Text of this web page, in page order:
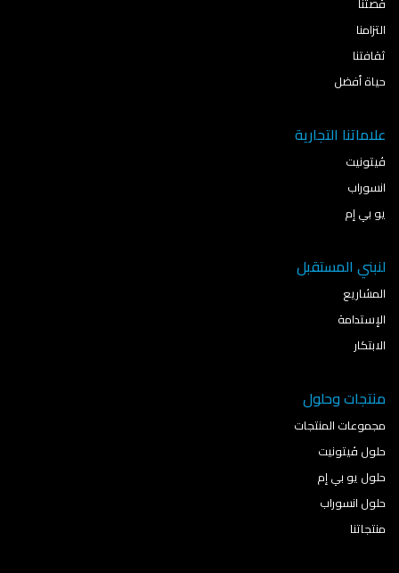
التزامنا
ثقافتنا
حياة أفضل
علاماتنا التجارية
ڤيتونيت
انسوراب
يو بي إم
لنبني المستقبل
المشاريع
الإستدامة
الابتكار
منتجات وحلول
مجموعات المنتجات
حلول ڤيتونيت
حلول يو بي إم
حلول انسوراب
منتجاتنا